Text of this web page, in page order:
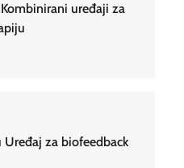
uređaji za
za biofeedback